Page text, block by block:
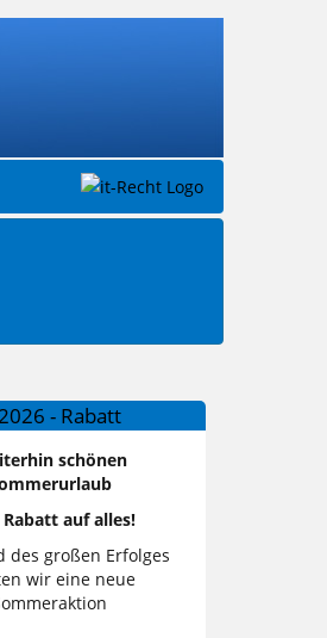
- Rabatt
schönen
Rabatt auf alles!
des großen Erfolges
wir eine neue